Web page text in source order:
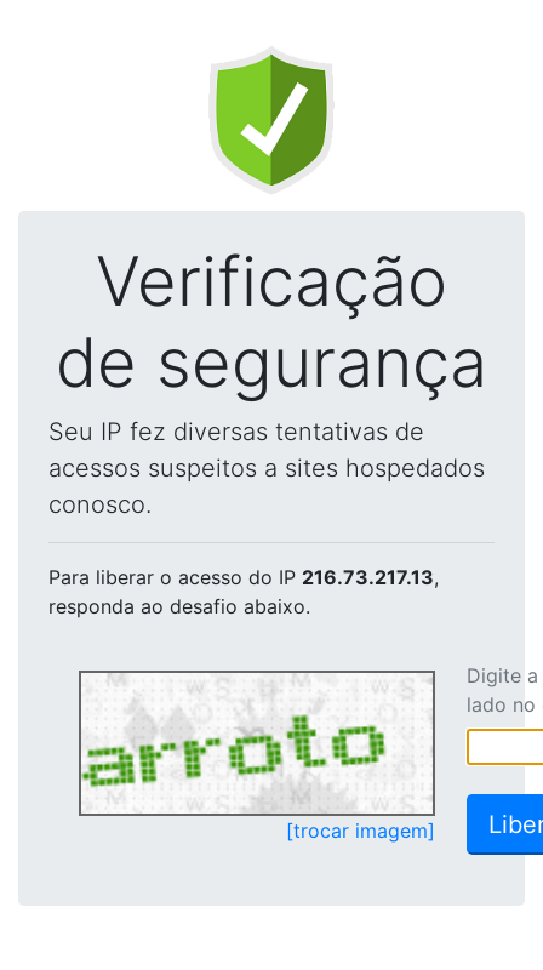
Verificação
de segurança
Seu IP fez diversas tentativas de
acessos suspeitos a sites hospedados
conosco.
Para liberar o acesso do IP 216.73.217.13,
responda ao desafio abaixo.
[trocar imagem]
Digite
lado no